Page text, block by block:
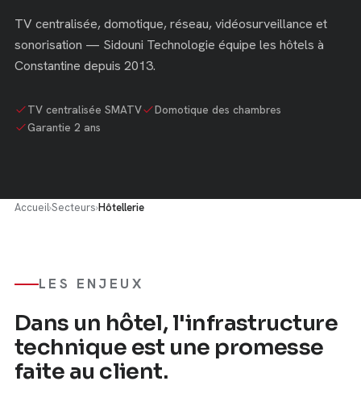
TV centralisée, domotique, réseau, vidéosurveillance et
sonorisation — Sidouni Technologie équipe les hôtels à
Constantine depuis 2013.
TV centralisée SMATV
Domotique des chambres
Garantie 2 ans
Accueil›Secteurs›Hôtellerie
LES ENJEUX
Dans un hôtel, l'infrastructure
technique est une promesse
faite au client.